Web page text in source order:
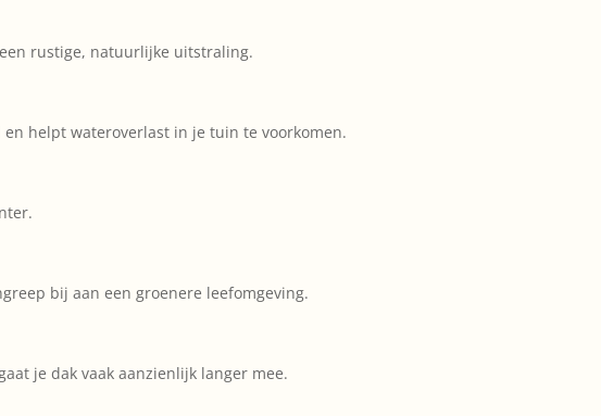
rustige, natuurlijke uitstraling.
helpt wateroverlast in je tuin te voorkomen.
bij aan een groenere leefomgeving.
je dak vaak aanzienlijk langer mee.